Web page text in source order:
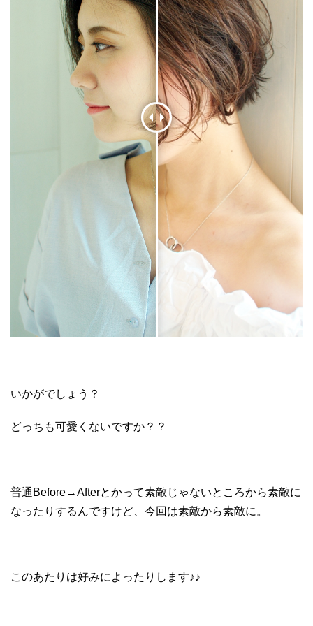
いかがでしょう？
どっちも可愛くないですか？？
普通Before→Afterとかって素敵じゃないところから素敵に
なったりするんですけど、今回は素敵から素敵に。
このあたりは好みによったりします♪♪